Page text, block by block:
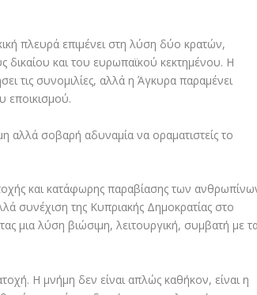
πλευρά επιμένει στη λύση δύο κρατών,
δικαίου και του ευρωπαϊκού κεκτημένου. Η
τις συνομιλίες, αλλά η Άγκυρα παραμένει
εποικισμού.
αλλά σοβαρή αδυναμία να οραματιστείς το
και κατάφωρης παραβίασης των
συνέχιση της Κυπριακής Δημοκρατίας στο
μια λύση βιώσιμη, λειτουργική, συμβατή με
Η μνήμη δεν είναι απλώς καθήκον, είναι η